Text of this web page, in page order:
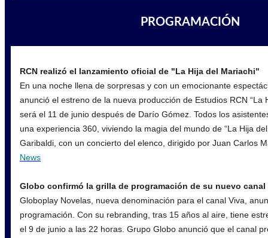
PROGRAMACIÓN
RCN realizó el lanzamiento oficial de "La Hija del Mariachi"
En una noche llena de sorpresas y con un emocionante
anunció el estreno de la nueva producción de Estudios RCN “La
será el 11 de junio después de Darío Gómez. Todos los
una experiencia 360, viviendo la magia del mundo de “La Hija
Garibaldi, con un concierto del elenco, dirigido por Juan Carlos
News
Globo confirmó la grilla de programación de su nuevo
Globoplay Novelas, nueva denominación para el canal Viva,
programación. Con su rebranding, tras 15 años al aire, tiene
el 9 de junio a las 22 horas. Grupo Globo anunció que el canal